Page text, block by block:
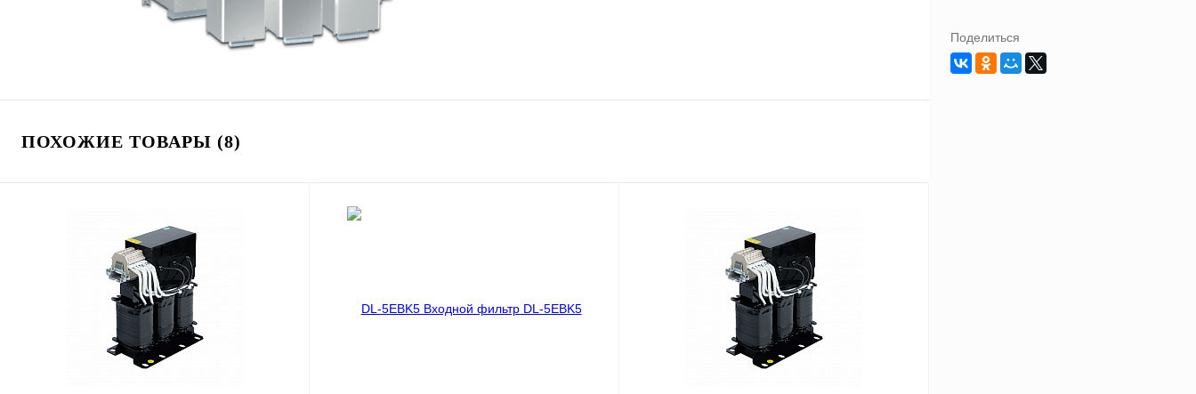
ПОХОЖИЕ ТОВАРЫ (8)
Поделиться